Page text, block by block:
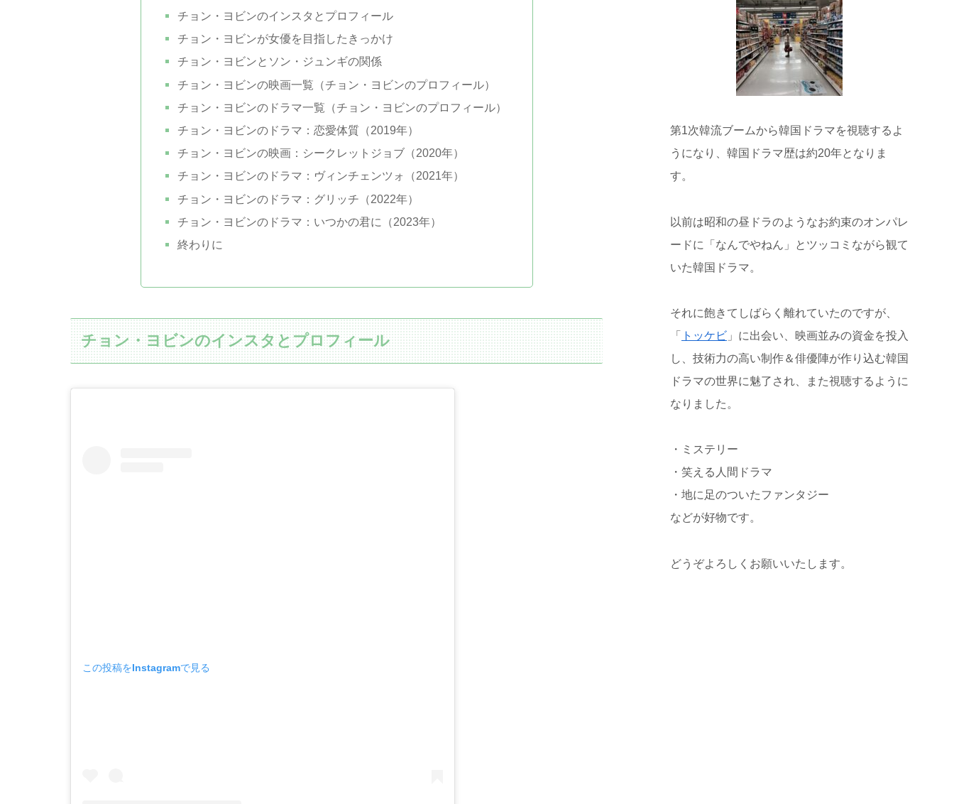
チョン・ヨビンのインスタとプロフィール
チョン・ヨビンが女優を目指したきっかけ
チョン・ヨビンとソン・ジュンギの関係
チョン・ヨビンの映画一覧（チョン・ヨビンのプロフィール）
チョン・ヨビンのドラマ一覧（チョン・ヨビンのプロフィール）
チョン・ヨビンのドラマ：恋愛体質（2019年）
チョン・ヨビンの映画：シークレットジョブ（2020年）
チョン・ヨビンのドラマ：ヴィンチェンツォ（2021年）
チョン・ヨビンのドラマ：グリッチ（2022年）
チョン・ヨビンのドラマ：いつかの君に（2023年）
終わりに
チョン・ヨビンのインスタとプロフィール
この投稿をInstagramで見る
第1次韓流ブームから韓国ドラマを視聴するよ
うになり、韓国ドラマ歴は約20年となりま
す。
以前は昭和の昼ドラのようなお約束のオンパレ
ードに「なんでやねん」とツッコミながら観て
いた韓国ドラマ。
それに飽きてしばらく離れていたのですが、
「 トッケビ 」に出会い、映画並みの資金を投入
し、技術力の高い制作＆俳優陣が作り込む韓国
ドラマの世界に魅了され、また視聴するように
なりました。
・ミステリー
・笑える人間ドラマ
・地に足のついたファンタジー
などが好物です。
どうぞよろしくお願いいたします。